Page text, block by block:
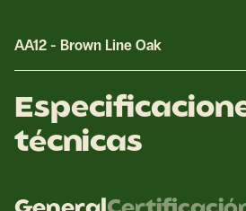
AA12 - Brown Line Oak
técnicas